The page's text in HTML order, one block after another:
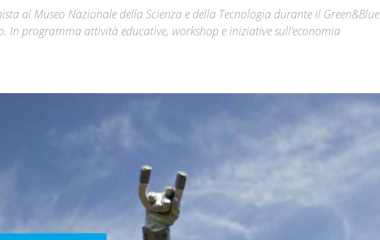
al Museo Nazionale della Scienza e della Tecnologia durante il Green&Blue
In programma attività educative, workshop e iniziative sull’economia